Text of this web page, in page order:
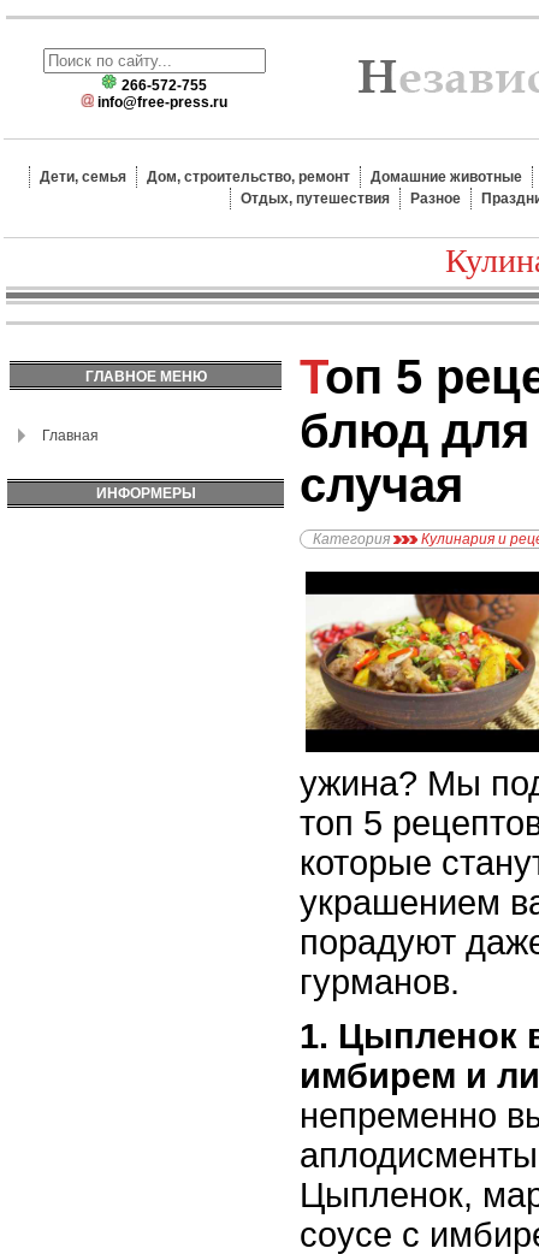
266-572-755
info@free-press.ru
Дети, семья Дом, строительство, ремонт
Домашние животные
Отдых, путешествия
Разное
ГЛАВНОЕ МЕНЮ
Главная
ИНФОРМЕРЫ
Топ 5 рецептов мясных
блюд для
случая
Категория Кулинария и
ужина? Мы
топ 5
которые
украшением
порадуют
гурманов.
1. Цыпленок
имбирем и
непременно
Цыпленок,
соусе с